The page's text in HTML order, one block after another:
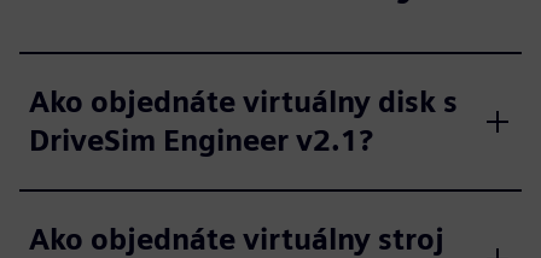
Ako objednáte virtuálny disk s
DriveSim Engineer v2.1?
Ako objednáte virtuálny stroj